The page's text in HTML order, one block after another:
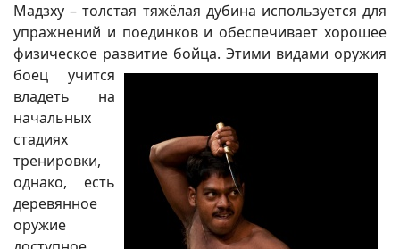
Мадзху – толстая тяжёлая дубина используется для
упражнений и поединков и обеспечивает хорошее
физическое развитие бойца. Этими видами оружия
боец учится
владеть на
начальных
стадиях
тренировки,
однако, есть
деревянное
оружие